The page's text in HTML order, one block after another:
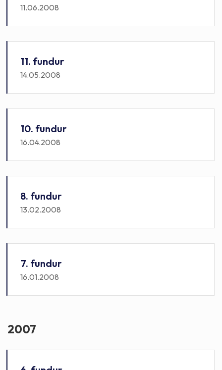
11.06.2008
11. fundur
14.05.2008
10. fundur
16.04.2008
8. fundur
13.02.2008
7. fundur
16.01.2008
2007